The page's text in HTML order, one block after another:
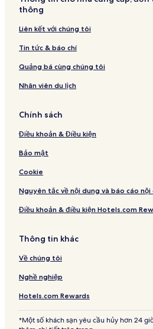
thông
Liên kết với chúng tôi
Tin tức & báo chí
Quảng bá cùng chúng tôi
Nhân viên du lịch
Chính sách
Điều khoản & Điều kiện
Bảo mật
Cookie
Nguyên tắc về nội dung và báo cáo nội
Điều khoản & điều kiện Hotels.com
Thông tin khác
Về chúng tôi
Nghề nghiệp
Hotels.com Rewards
*Một số khách sạn yêu cầu hủy hơn 24